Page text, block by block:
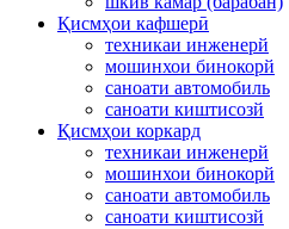
Қисмҳои кафшерӣ
техникаи инженерй
мошинхои бинокорй
саноати автомобиль
саноати киштисозй
Қисмҳои коркард
техникаи инженерй
мошинхои бинокорй
саноати автомобиль
саноати киштисозй